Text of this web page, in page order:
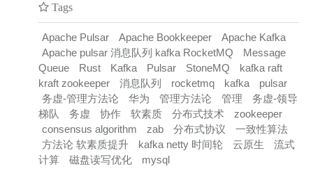
Tags
Apache Pulsar Apache Bookkeeper
Apache Kafka
Apache pulsar 消息队列 kafka RocketMQ
Message
Queue
Rust Kafka Pulsar StoneMQ
kafka raft
kraft zookeeper
消息队列 rocketmq kafka
pulsar
务虚-管理方法论
华为 管理方法论 管理
务虚-领导
梯队
务虚 协作 软素质 分布式技术
zookeeper
consensus algorithm
zab 分布式协议
一致性算法
方法论 软素质提升
kafka netty 时间轮 云原生
流式
计算
磁盘读写优化 mysql